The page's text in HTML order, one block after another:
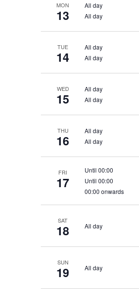
MON
13
All day
All day
TUE
14
All day
All day
WED
15
All day
All day
THU
16
All day
All day
FRI
17
Until 00:00
Until 00:00
00:00 onwards
SAT
18 All day
SUN
19 All day